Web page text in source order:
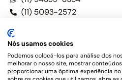
(11) 5093-2572
Este site não é um produto Meta
Nós usamos cookies
Podemos colocá-los para análise dos
melhorar o nosso site, mostrar
proporcionar uma óptima experiência